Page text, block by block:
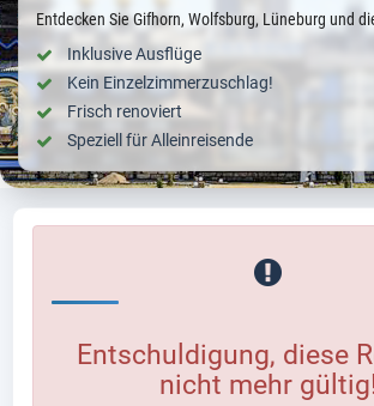
Entdecken Sie Gifhorn, Wolfsburg, Lüneburg und
Inklusive Ausflüge
Kein Einzelzimmerzuschlag!
Frisch renoviert
Speziell für Alleinreisende
Entschuldigung, diese
nicht mehr